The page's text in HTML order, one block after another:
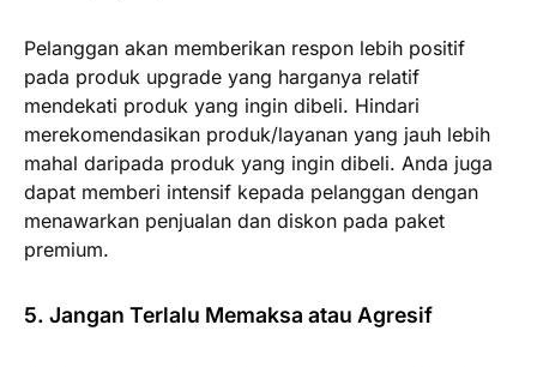
Pelanggan akan memberikan respon lebih positif
pada produk upgrade yang harganya relatif
mendekati produk yang ingin dibeli. Hindari
merekomendasikan produk/layanan yang jauh lebih
mahal daripada produk yang ingin dibeli. Anda juga
dapat memberi intensif kepada pelanggan dengan
menawarkan penjualan dan diskon pada paket
premium.
5. Jangan Terlalu Memaksa atau Agresif